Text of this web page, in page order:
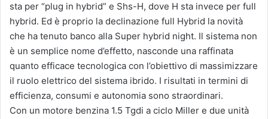
sta per “plug in hybrid” e Shs-H, dove H sta invece per full
hybrid. Ed è proprio la declinazione full Hybrid la novità
che ha tenuto banco alla Super hybrid night. Il sistema non
è un semplice nome d’effetto, nasconde una raffinata
quanto efficace tecnologica con l’obiettivo di massimizzare
il ruolo elettrico del sistema ibrido. I risultati in termini di
efficienza, consumi e autonomia sono straordinari.
Con un motore benzina 1.5 Tgdi a ciclo Miller e due unità